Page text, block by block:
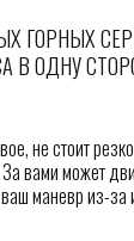
ГОРНЫХ
В ОДНУ
не стоит
вами может
маневр из-за